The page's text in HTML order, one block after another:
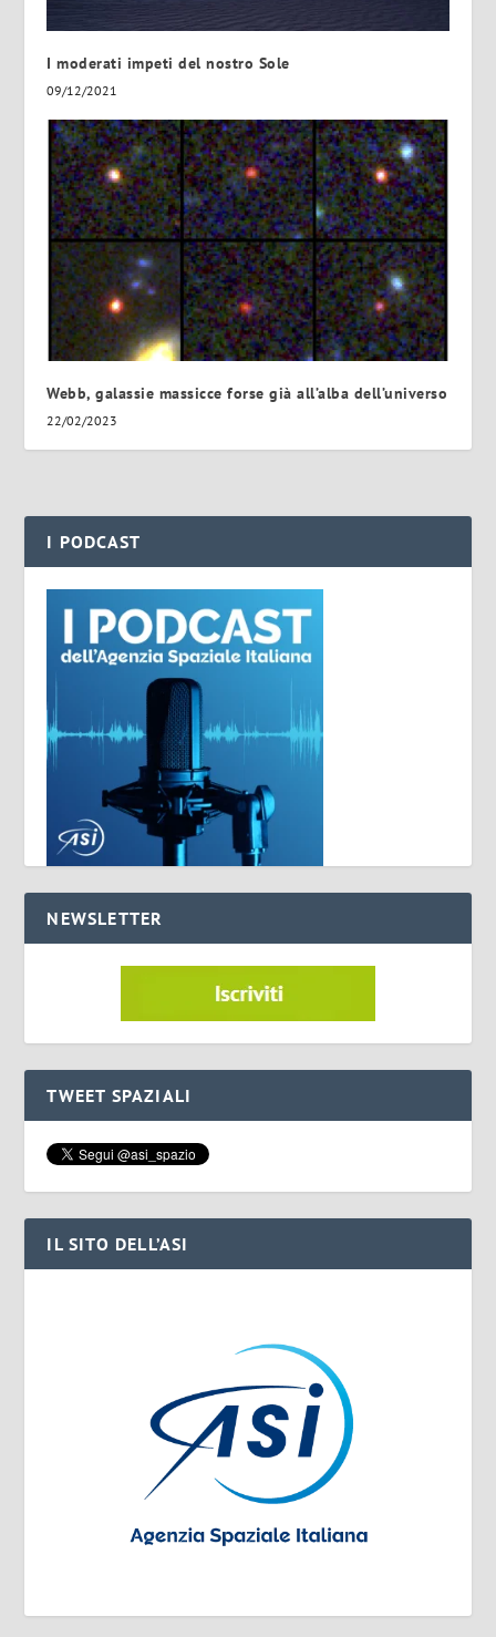
I moderati impeti del nostro Sole
09/12/2021
Webb, galassie massicce forse già all’alba dell’universo
22/02/2023
I PODCAST
NEWSLETTER
TWEET SPAZIALI
IL SITO DELL’ASI